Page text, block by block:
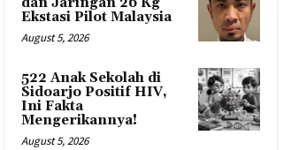
dan Jaringan 26 Kg
Ekstasi Pilot Malaysia
August 5, 2026
522 Anak Sekolah di
Sidoarjo Positif HIV,
Ini Fakta
Mengerikannya!
August 5, 2026